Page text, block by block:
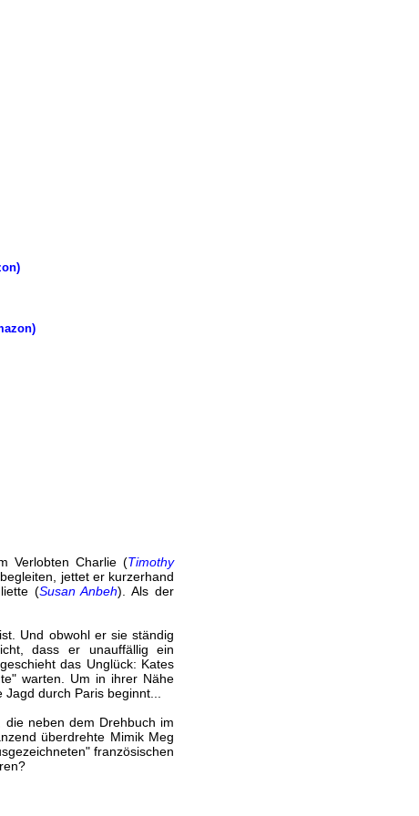
Verlobten Charlie (Timothy
jettet er kurzerhand
(Susan Anbeh). Als der
Und obwohl er sie ständig
dass er unauffällig ein
das Unglück: Kates
warten. Um in ihrer Nähe
durch Paris beginnt...
die neben dem Drehbuch im
überdrehte Mimik Meg
französischen